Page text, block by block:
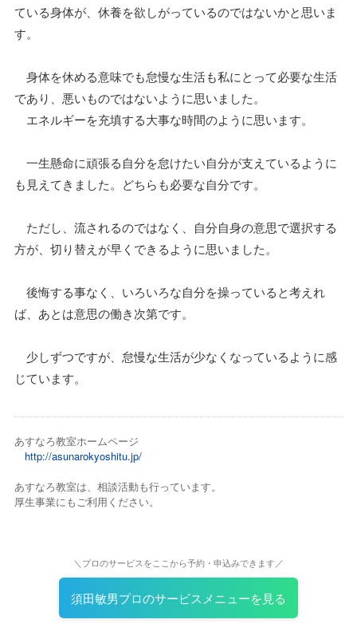
ている身体が、休養を欲しがっているのではないかと思いま
す。
身体を休める意味でも怠慢な生活も私にとって必要な生活
であり、悪いものではないように思いました。
エネルギーを充填する大事な時間のように思います。
一生懸命に頑張る自分を怠けたい自分が支えているように
も見えてきました。どちらも必要な自分です。
ただし、流されるのではなく、自分自身の意思で選択する
方が、切り替えが早くできるように思いました。
後悔する事なく、いろいろな自分を操っていると考えれ
ば、あとは意思の働き次第です。
少しずつですが、怠慢な生活が少なくなっているように感
じています。
あすなろ教室ホームページ
http://asunarokyoshitu.jp/
あすなろ教室は、相談活動も行っています。
厚生事業にもご利用ください。
＼プロのサービスをここから予約・申込みできます／
須田敏男プロのサービスメニューを見る